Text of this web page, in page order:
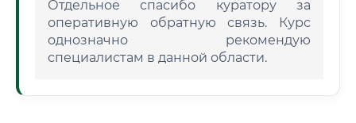
Отдельное спасибо куратору за
оперативную обратную связь. Курс
однозначно рекомендую
специалистам в данной области.